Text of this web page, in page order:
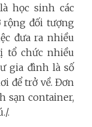
học sinh các
đối tượng
đưa ra nhiều
tổ chức nhiều
gia đình là số
để trở về. Đơn
sạn container,
.